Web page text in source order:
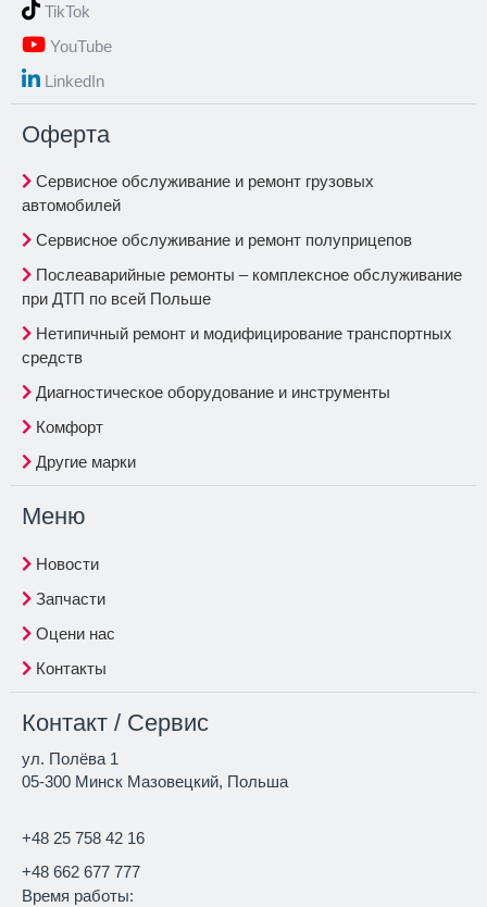
TikTok
YouTube
LinkedIn
Oферта
Сервисное обслуживание и ремонт грузовых
автомобилей
Сервисное обслуживание и ремонт полуприцепов
Послеаварийные ремонты – комплексное обслуживание
при ДТП по всей Польше
Нетипичный ремонт и модифицирование транспортных
средств
Диагностическое оборудование и инструменты
Комфорт
Другие марки
Меню
Новости
Запчасти
Оцени нас
Контакты
Контакт / Сервис
ул. Полёва 1
05-300 Минск Мазовецкий, Польша
+48 25 758 42 16
+48 662 677 777
Время работы: